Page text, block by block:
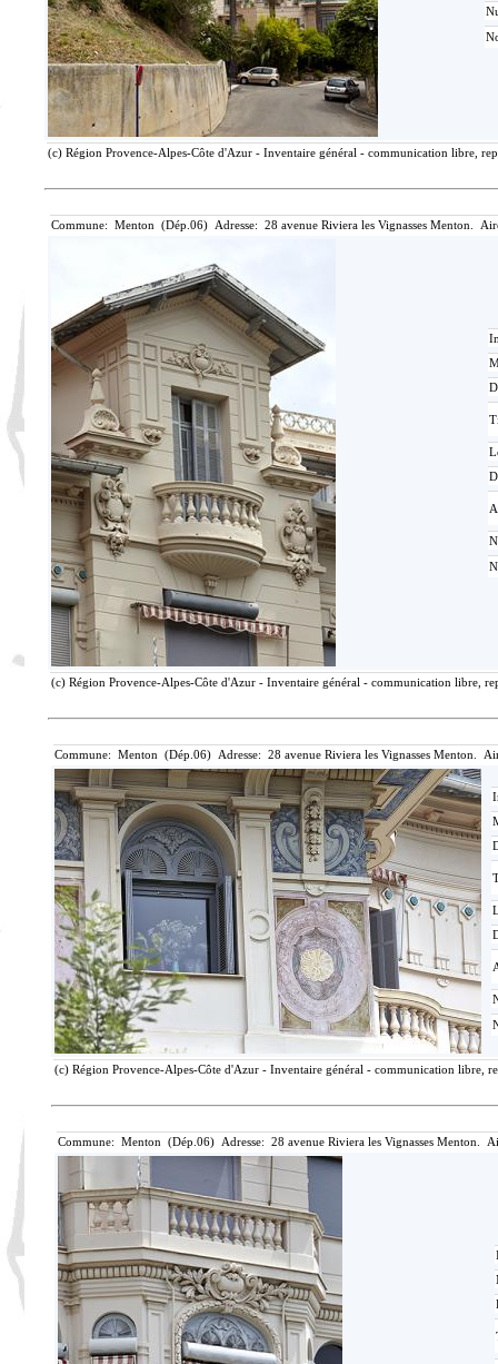
(c) Région Provence-Alpes-Côte d'Azur - Inventaire général - communication libre,
Commune: Menton (Dép.06) Adresse: 28 avenue Riviera les Vignasses Menton.
(c) Région Provence-Alpes-Côte d'Azur - Inventaire général - communication libre,
Commune: Menton (Dép.06) Adresse: 28 avenue Riviera les Vignasses Menton.
(c) Région Provence-Alpes-Côte d'Azur - Inventaire général - communication libre,
Commune: Menton (Dép.06) Adresse: 28 avenue Riviera les Vignasses Menton.